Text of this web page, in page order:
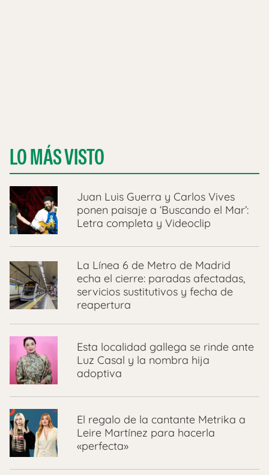
LO MÁS VISTO
Juan Luis Guerra y Carlos Vives
ponen paisaje a ‘Buscando el Mar’:
Letra completa y Videoclip
La Línea 6 de Metro de Madrid
echa el cierre: paradas afectadas,
servicios sustitutivos y fecha de
reapertura
Esta localidad gallega se rinde ante
Luz Casal y la nombra hija
adoptiva
El regalo de la cantante Metrika a
Leire Martínez para hacerla
«perfecta»